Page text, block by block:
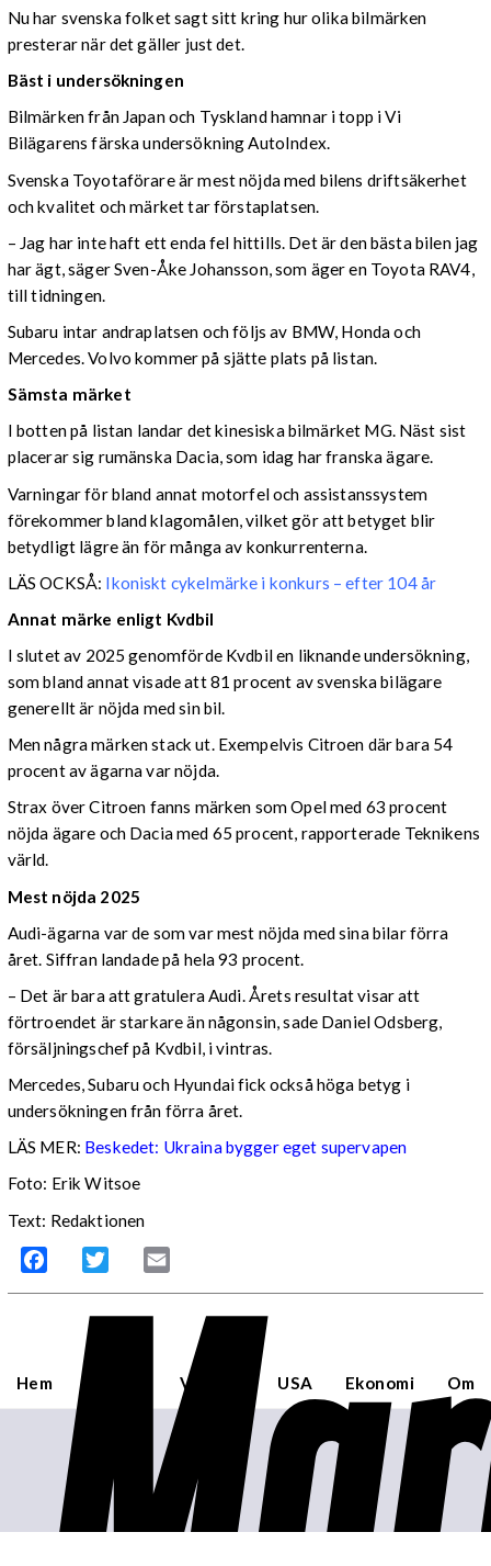
Nu har svenska folket sagt sitt kring hur olika bilmärken
presterar när det gäller just det.
Bäst i undersökningen
Bilmärken från Japan och Tyskland hamnar i topp i Vi
Bilägarens färska undersökning AutoIndex.
Svenska Toyotaförare är mest nöjda med bilens driftsäkerhet
och kvalitet och märket tar förstaplatsen.
– Jag har inte haft ett enda fel hittills. Det är den bästa bilen jag
har ägt, säger Sven-Åke Johansson, som äger en Toyota RAV4,
till tidningen.
Subaru intar andraplatsen och följs av BMW, Honda och
Mercedes. Volvo kommer på sjätte plats på listan.
Sämsta märket
I botten på listan landar det kinesiska bilmärket MG. Näst sist
placerar sig rumänska Dacia, som idag har franska ägare.
Varningar för bland annat motorfel och assistanssystem
förekommer bland klagomålen, vilket gör att betyget blir
betydligt lägre än för många av konkurrenterna.
LÄS OCKSÅ: Ikoniskt cykelmärke i konkurs – efter 104 år
Annat märke enligt Kvdbil
I slutet av 2025 genomförde Kvdbil en liknande undersökning,
som bland annat visade att 81 procent av svenska bilägare
generellt är nöjda med sin bil.
Men några märken stack ut. Exempelvis Citroen där bara 54
procent av ägarna var nöjda.
Strax över Citroen fanns märken som Opel med 63 procent
nöjda ägare och Dacia med 65 procent, rapporterade Teknikens
värld.
Mest nöjda 2025
Audi-ägarna var de som var mest nöjda med sina bilar förra
året. Siffran landade på hela 93 procent.
– Det är bara att gratulera Audi. Årets resultat visar att
förtroendet är starkare än någonsin, sade Daniel Odsberg,
försäljningschef på Kvdbil, i vintras.
Mercedes, Subaru och Hyundai fick också höga betyg i
undersökningen från förra året.
LÄS MER: Beskedet: Ukraina bygger eget supervapen
Foto: Erik Witsoe
Text: Redaktionen
Facebook Twitter
Hem Världen USA Ekonomi Om